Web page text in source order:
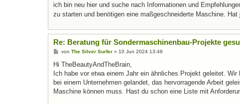
r
a
g
ich bin neu hier und suche nach Informationen und
zu starten und benötigen eine maßgeschneiderte Maschine.
Re: Beratung für Sondermaschinenbau-Projekte
B
r
a
von The Silver Surfer» 10 Jun 2024 13:46
Hi TheBeautyAndTheBrain,
Ich habe vor etwa einem Jahr ein ähnliches Projekt geleitet.
bei einem Unternehmen gelandet, das hervorragende Arbeit
Maschine können muss. Hast du schon eine Liste mit